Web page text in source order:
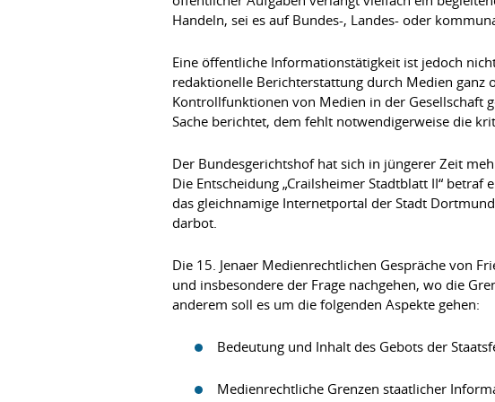
Handeln, sei es auf Bundes-, Landes- oder
Eine öffentliche Informationstätigkeit ist jedoch
redaktionelle Berichterstattung durch Medien ganz
Kontrollfunktionen von Medien in der Gesellschaft
Sache berichtet, dem fehlt notwendigerweise die
Der Bundesgerichtshof hat sich in jüngerer Zeit
Die Entscheidung „Crailsheimer Stadtblatt II“
das gleichnamige Internetportal der Stadt
darbot.
Die 15. Jenaer Medienrechtlichen Gespräche von
und insbesondere der Frage nachgehen, wo die
anderem soll es um die folgenden Aspekte gehen:
Bedeutung und Inhalt des Gebots der
Medienrechtliche Grenzen staatlicher